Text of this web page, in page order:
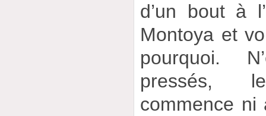
d’un bout à
Montoya et
pourquoi.
pressés,
commence ni